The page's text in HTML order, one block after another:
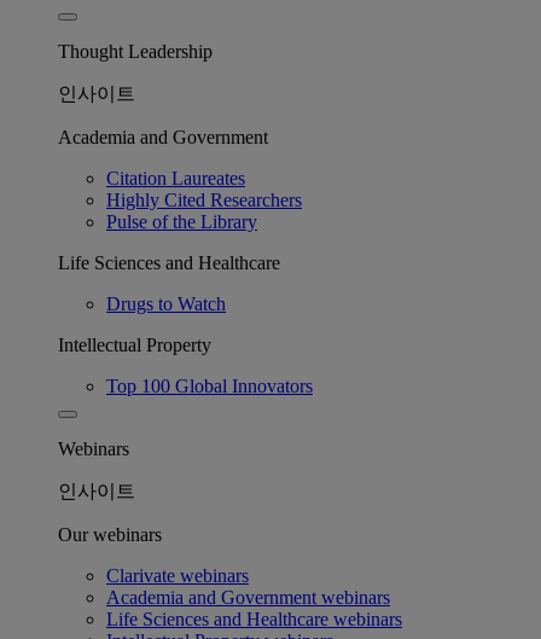
Thought Leadership
인사이트
Academia and Government
Citation Laureates
Highly Cited Researchers
Pulse of the Library
Life Sciences and Healthcare
Drugs to Watch
Intellectual Property
Top 100 Global Innovators
Webinars
인사이트
Our webinars
Clarivate webinars
Academia and Government webinars
Life Sciences and Healthcare webinars